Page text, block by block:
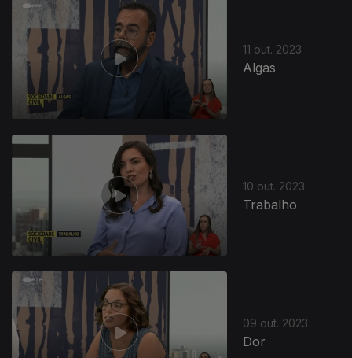
11 out. 2023
Algas
10 out. 2023
Trabalho
09 out. 2023
Dor